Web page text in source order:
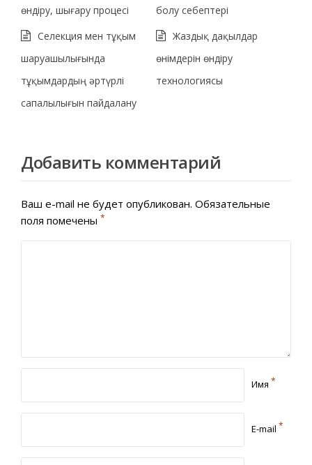
өндіру, шығару процесі
болу себептері
Селекция мен тұқым
шаруашылығында
тұқымдардың әртүрлі
сапалылығын пайдалану
Жаздық дақылдар
өнімдерін өндіру
технологиясы
Добавить комментарий
Ваш e-mail не будет опубликован. Обязательные
поля помечены *
Имя *
E-mail *